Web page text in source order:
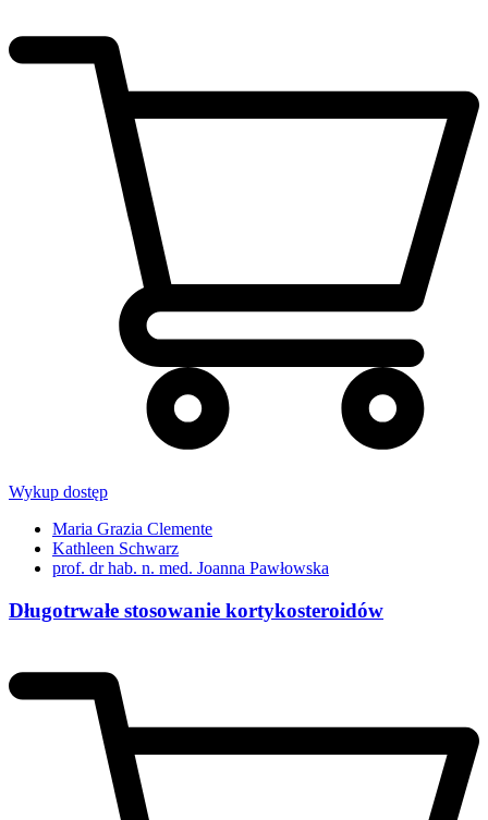
Wykup dostęp
Maria Grazia Clemente
Kathleen Schwarz
prof. dr hab. n. med. Joanna Pawłowska
Długotrwałe stosowanie kortykosteroidów